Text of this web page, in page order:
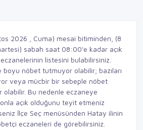
2026 , Cuma) mesai bitiminden, (8
sabah saat 08:00'e kadar açık
listesini bulabilirsiniz.
boyu nöbet tutmuyor olabilir; bazıları
veya mücbir bir sebeple nöbet
olabilir. Bu nedenle eczaneye
açık olduğunu teyit etmeniz
İlçe Seç menüsünden Hatay ilinin
eczaneleri de görebilirsiniz.